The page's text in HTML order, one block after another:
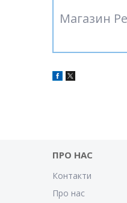
Магазин
ПРО НАС
Контакти
Про нас